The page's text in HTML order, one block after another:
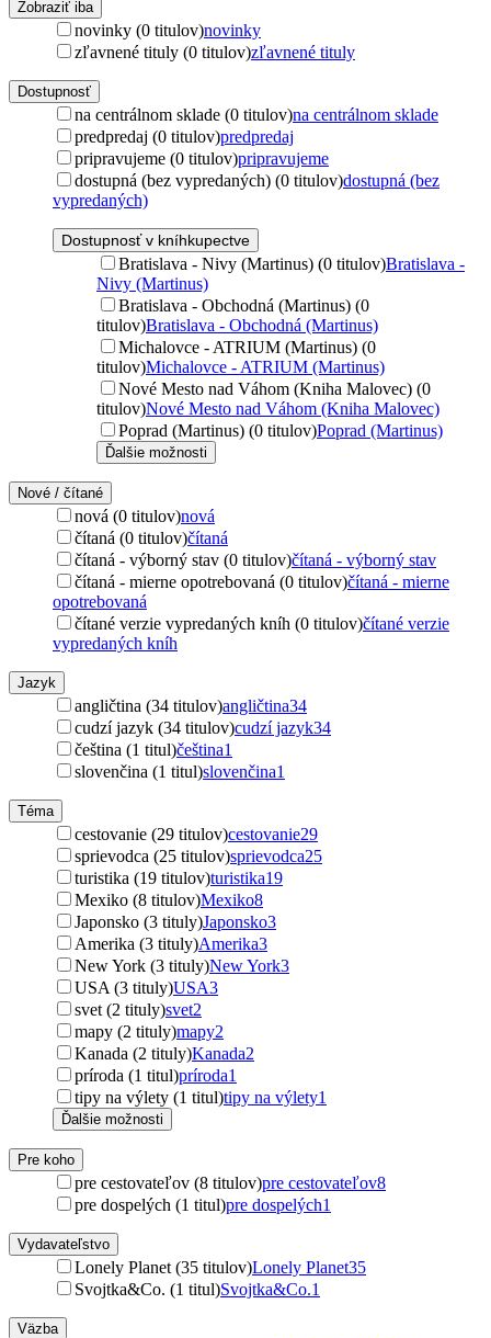
Zobraziť iba
novinky (0 titulov)novinky
zľavnené tituly (0 titulov)zľavnené tituly
Dostupnosť
na centrálnom sklade (0 titulov)na centrálnom sklade
predpredaj (0 titulov)predpredaj
pripravujeme (0 titulov)pripravujeme
dostupná (bez vypredaných) (0 titulov)dostupná (bez
vypredaných)
Dostupnosť v kníhkupectve
Bratislava - Nivy (Martinus) (0 titulov)Bratislava -
Nivy (Martinus)
Bratislava - Obchodná (Martinus) (0
titulov)Bratislava - Obchodná (Martinus)
Michalovce - ATRIUM (Martinus) (0
titulov)Michalovce - ATRIUM (Martinus)
Nové Mesto nad Váhom (Kniha Malovec) (0
titulov)Nové Mesto nad Váhom (Kniha Malovec)
Poprad (Martinus) (0 titulov)Poprad (Martinus)
Ďalšie možnosti
Nové / čítané
nová (0 titulov)nová
čítaná (0 titulov)čítaná
čítaná - výborný stav (0 titulov)čítaná - výborný stav
čítaná - mierne opotrebovaná (0 titulov)čítaná - mierne
opotrebovaná
čítané verzie vypredaných kníh (0 titulov)čítané verzie
vypredaných kníh
Jazyk
angličtina (34 titulov)angličtina34
cudzí jazyk (34 titulov)cudzí jazyk34
čeština (1 titul)čeština1
slovenčina (1 titul)slovenčina1
Téma
cestovanie (29 titulov)cestovanie29
sprievodca (25 titulov)sprievodca25
turistika (19 titulov)turistika19
Mexiko (8 titulov)Mexiko8
Japonsko (3 tituly)Japonsko3
Amerika (3 tituly)Amerika3
New York (3 tituly)New York3
USA (3 tituly)USA3
svet (2 tituly)svet2
mapy (2 tituly)mapy2
Kanada (2 tituly)Kanada2
príroda (1 titul)príroda1
tipy na výlety (1 titul)tipy na výlety1
Ďalšie možnosti
Pre koho
pre cestovateľov (8 titulov)pre cestovateľov8
pre dospelých (1 titul)pre dospelých1
Vydavateľstvo
Lonely Planet (35 titulov)Lonely Planet35
Svojtka&Co. (1 titul)Svojtka&Co.1
Väzba